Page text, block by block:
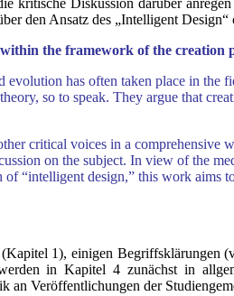
den Ansatz des „Intelligent
the framework of the creation
evolution has often taken place in
so to speak. They argue that
critical voices in a
on the subject. In view of the
of “intelligent design,” this work aims
1), einigen Begriffsklärungen
in Kapitel 4 zunächst in
an Veröffentlichungen der